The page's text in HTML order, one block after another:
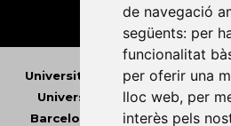
de navegació
següents: per
funcionalitat
per oferir una
lloc web, per
interès pels
Universitat Abat Oliba CEU•
Universitat d'Andorra•
Barcelona
Universitat de